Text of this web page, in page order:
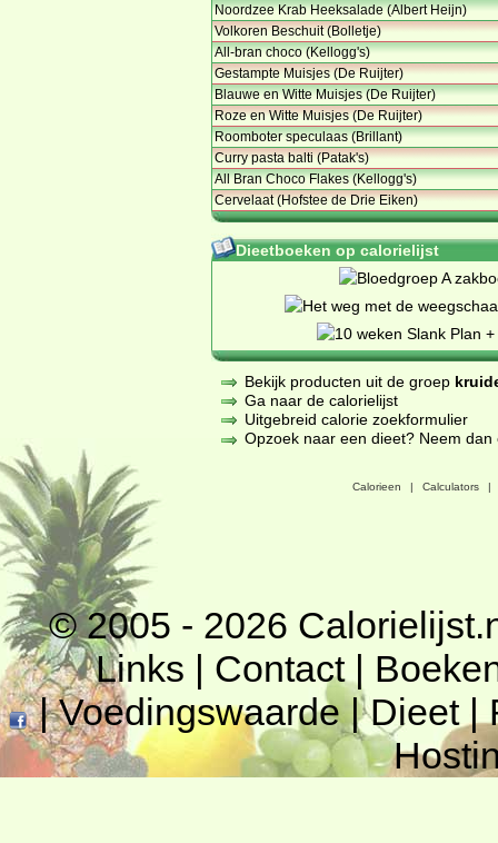
Noordzee Krab Heeksalade (Albert Heijn)
Volkoren Beschuit (Bolletje)
All-bran choco (Kellogg's)
Gestampte Muisjes (De Ruijter)
Blauwe en Witte Muisjes (De Ruijter)
Roze en Witte Muisjes (De Ruijter)
Roomboter speculaas (Brillant)
Curry pasta balti (Patak's)
All Bran Choco Flakes (Kellogg's)
Cervelaat (Hofstee de Drie Eiken)
Dieetboeken op calorielijst
Bekijk producten uit de groep
Ga naar de calorielijst
Uitgebreid calorie zoekformulier
Opzoek naar een dieet? Neem
Calorieen | Calculators |
© 2005 - 2026
Links | Contact|
|Voedingswaarde|Dieet|